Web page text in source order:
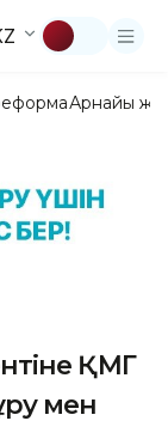
Арнайы
ҚМГ
мен